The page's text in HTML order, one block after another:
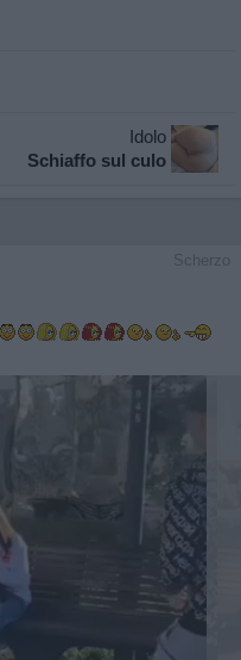
Idolo
Schiaffo sul culo
Scherzo